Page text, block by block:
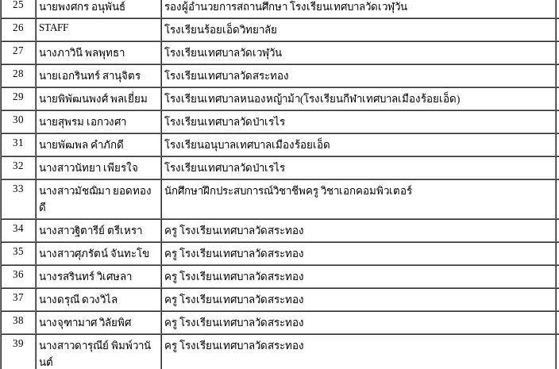
25 นายพงศกร อนุพันธ์ รองผู้อำนวยการสถานศึกษา โรงเรียนเทศบาลวัดเวฬุวัน
26
STAFF โรงเรียนร้อยเอ็ดวิทยาลัย
27
นางภาวินี พลพุทธา โรงเรียนเทศบาลวัดเวฬุวัน
28
นายเอกรินทร์ สานุจิตร โรงเรียนเทศบาลวัดสระทอง
29
นายพิพัฒนพงศ์ พลเยี่ยม โรงเรียนเทศบาลหนองหญ้าม้า(โรงเรียนกีฬาเทศบาลเมืองร้อยเอ็ด)
30
นายสุพรม เอกวงศา โรงเรียนเทศบาลวัดป่าเรไร
31
นายพัฒพล คำภักดี โรงเรียนอนุบาลเทศบาลเมืองร้อยเอ็ด
32
นางสาวนัทยา เพียรใจ โรงเรียนเทศบาลวัดป่าเรไร
33
นางสาวมัชฌิมา ยอดทอง
ดี
นักศึกษาฝึกประสบการณ์วิชาชีพครู วิชาเอกคอมพิวเตอร์
34 นางสาวฐิตารีย์ ตรีเหรา ครู โรงเรียนเทศบาลวัดสระทอง
35
นางสาวศุภรัตน์ จันทะโข ครู โรงเรียนเทศบาลวัดสระทอง
36
นางรสรินทร์ วิเศษลา ครู โรงเรียนเทศบาลวัดสระทอง
37
นางดรุณี ดวงวิไล ครู โรงเรียนเทศบาลวัดสระทอง
38
นางจุฑามาศ วิลัยพิศ ครู โรงเรียนเทศบาลวัดสระทอง
39
นางสาวดารุณีย์ พิมพ์วานั
นต์
ครู โรงเรียนเทศบาลวัดสระทอง